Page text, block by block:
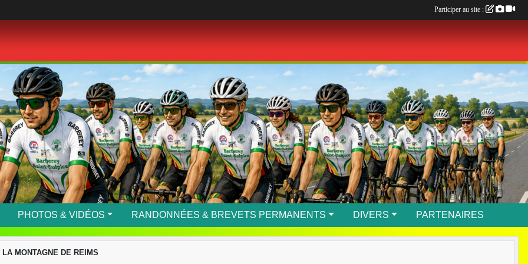
PHOTOS & VIDÉOS RANDONNÉES & BREVETS PERMANENTS DIVERS PARTENAIRES
MONTAGNE DE REIMS
Participer au site :